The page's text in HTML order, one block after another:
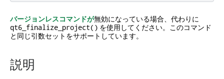
バージョンレスコマンドが無効になっている場合、代わりに
qt6_finalize_project() を使用してください。このコマンド
と同じ引数セットをサポートしています。
説明